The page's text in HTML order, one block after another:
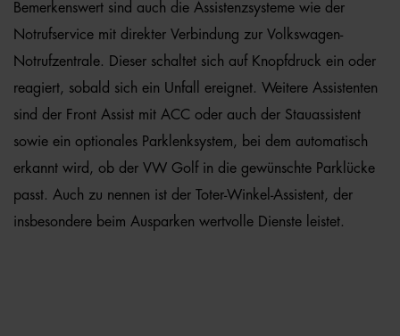
Bemerkenswert sind auch die Assistenzsysteme wie der
Notrufservice mit direkter Verbindung zur Volkswagen-
Notrufzentrale. Dieser schaltet sich auf Knopfdruck ein oder
reagiert, sobald sich ein Unfall ereignet. Weitere Assistenten
sind der Front Assist mit ACC oder auch der Stauassistent
sowie ein optionales Parklenksystem, bei dem automatisch
erkannt wird, ob der VW Golf in die gewünschte Parklücke
passt. Auch zu nennen ist der Toter-Winkel-Assistent, der
insbesondere beim Ausparken wertvolle Dienste leistet.